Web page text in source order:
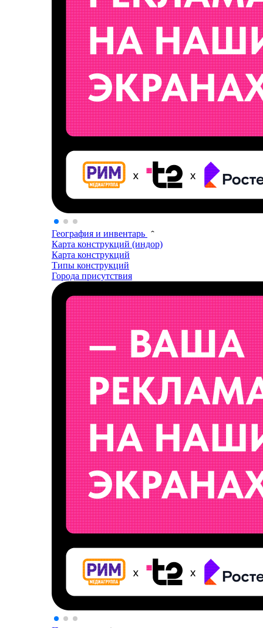
География и инвентарь
Карта конструкций (индор)
Карта конструкций
Типы конструкций
Города присутствия